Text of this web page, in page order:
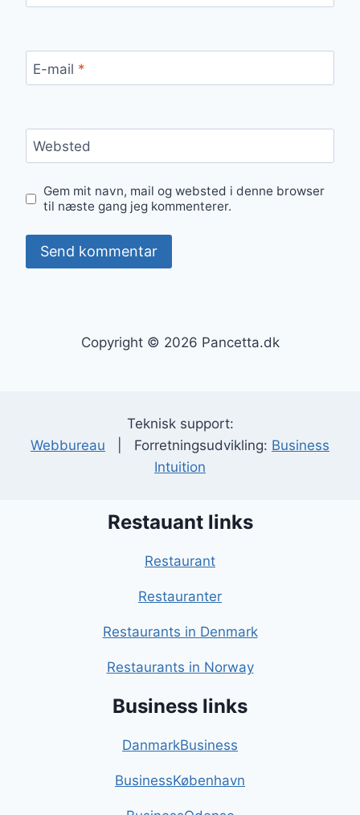
E-mail *
Websted
Gem mit navn, mail og websted i denne browser
til næste gang jeg kommenterer.
Copyright © 2026 Pancetta.dk
Teknisk support:
Webbureau | Forretningsudvikling: Business
Intuition
Restauant links
Restaurant
Restauranter
Restaurants in Denmark
Restaurants in Norway
Business links
DanmarkBusiness
BusinessKøbenhavn